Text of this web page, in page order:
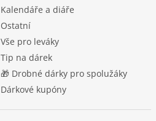
Kalendáře a diáře
Ostatní
Vše pro leváky
Tip na dárek
🎁 Drobné dárky pro spolužáky
Dárkové kupóny